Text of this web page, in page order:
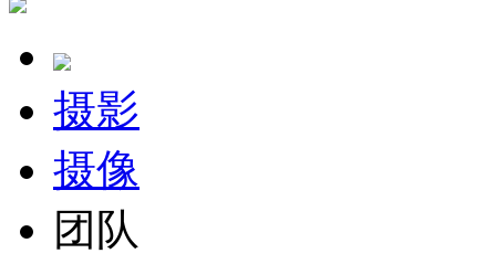
摄影
摄像
团队